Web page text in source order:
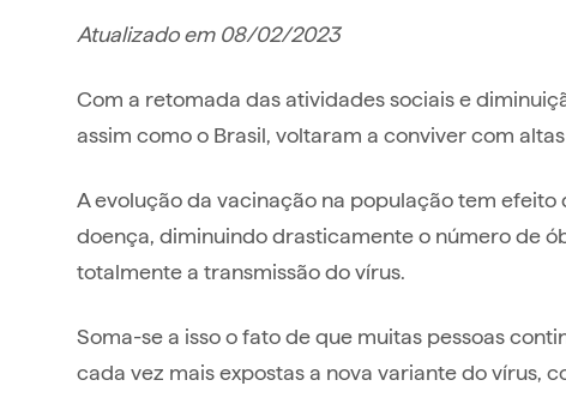
Atualizado em 08/02/2023
Com a retomada das atividades sociais e
assim como o Brasil, voltaram a conviver com
A evolução da vacinação na população tem
doença, diminuindo drasticamente o número de
totalmente a transmissão do vírus.
Soma-se a isso o fato de que muitas pessoas
cada vez mais expostas a nova variante do vírus,